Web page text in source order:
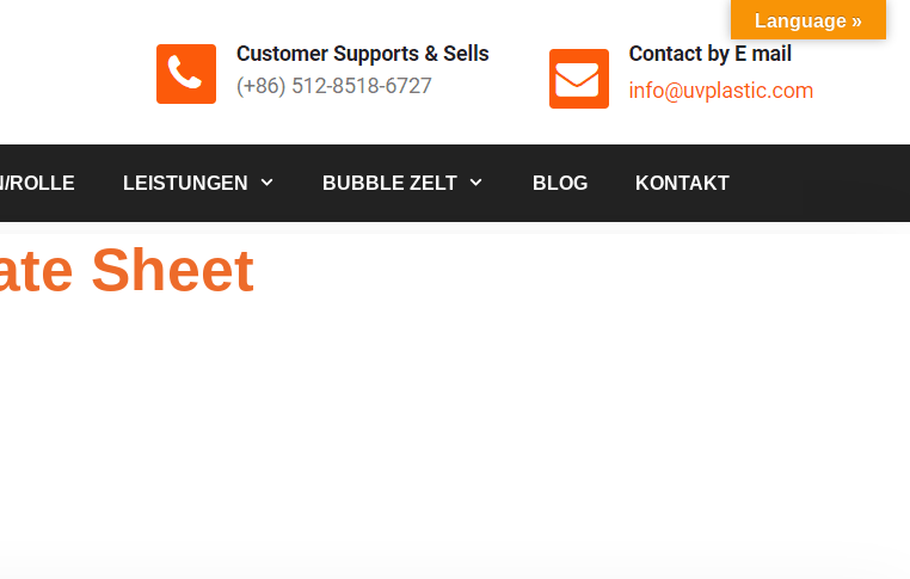
ROLLE LEISTUNGEN BUBBLE ZELT BLOG KONTAKT
Sheet
Language »